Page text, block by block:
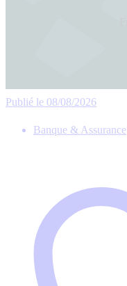
Publié le 08/08/2026
Banque & Assurance